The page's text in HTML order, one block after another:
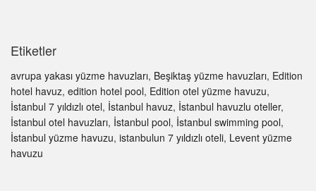
Etiketler
avrupa yakası yüzme havuzları, Beşiktaş yüzme havuzları, Edition
hotel havuz, edition hotel pool, Edition otel yüzme havuzu,
İstanbul 7 yıldızlı otel, İstanbul havuz, İstanbul havuzlu oteller,
İstanbul otel havuzları, İstanbul pool, İstanbul swimming pool,
İstanbul yüzme havuzu, istanbulun 7 yıldızlı oteli, Levent yüzme
havuzu